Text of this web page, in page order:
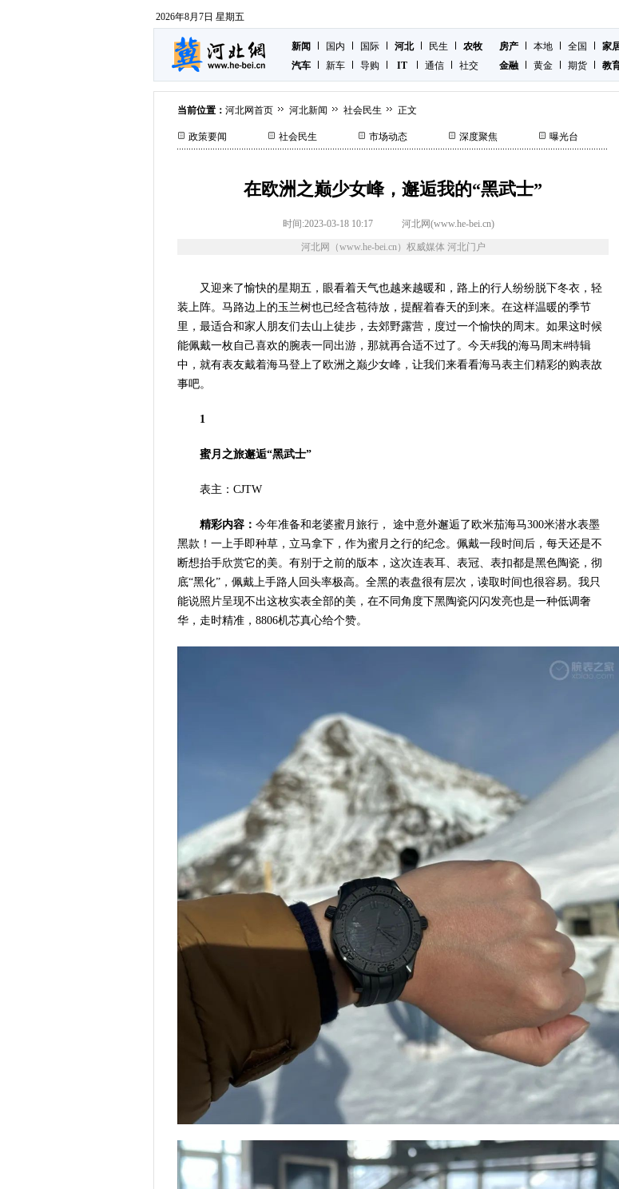
2026年8月7日 星期五
新闻 国内 国际 河北 民生
农牧
汽车
新车 导购 IT 通信 社交
房产 本地 全国 家
金融
黄金 期货 教
当前位置： 河北网首页 河北新闻 社会民生 正文
政策要闻 社会民生 市场动态 深度聚焦 曝光台
在欧洲之巅少女峰，邂逅我的“黑武士”
时间:2023-03-18 10:17 河北网(www.he-bei.cn)
河北网（www.he-bei.cn）权威媒体 河北门户
又迎来了愉快的星期五，眼看着天气也越来越暖和，路上的行人纷纷脱下冬衣，轻
装上阵。马路边上的玉兰树也已经含苞待放，提醒着春天的到来。在这样温暖的季节
里，最适合和家人朋友们去山上徒步，去郊野露营，度过一个愉快的周末。如果这时候
能佩戴一枚自己喜欢的腕表一同出游，那就再合适不过了。今天#我的海马周末#特辑
中，就有表友戴着海马登上了欧洲之巅少女峰，让我们来看看海马表主们精彩的购表故
事吧。
1
蜜月之旅邂逅“黑武士”
表主：CJTW
精彩内容： 今年准备和老婆蜜月旅行， 途中意外邂逅了欧米茄海马300米潜水表墨
黑款！一上手即种草，立马拿下，作为蜜月之行的纪念。佩戴一段时间后，每天还是不
断想抬手欣赏它的美。有别于之前的版本，这次连表耳、表冠、表扣都是黑色陶瓷，彻
底“黑化”，佩戴上手路人回头率极高。全黑的表盘很有层次，读取时间也很容易。我只
能说照片呈现不出这枚实表全部的美，在不同角度下黑陶瓷闪闪发亮也是一种低调奢
华，走时精准，8806机芯真心给个赞。